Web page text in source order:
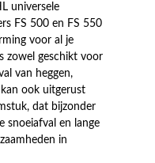
universele
FS 500 en FS 550
voor al je
zowel geschikt voor
van heggen,
ook uitgerust
dat bijzonder
snoeiafval en lange
in